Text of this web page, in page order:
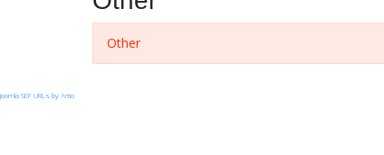
Other
Joomla SEF URLs by Artio